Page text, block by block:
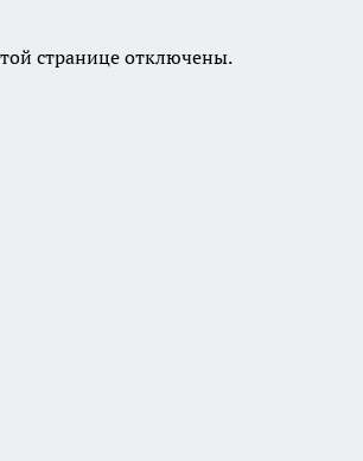
странице отключены.